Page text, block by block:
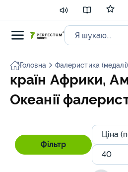
Головна Фалеристика (медалі)
країн Африки,
Океанії
Фільтр
Ціна
40